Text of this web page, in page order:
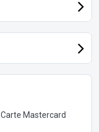
Carte Mastercard